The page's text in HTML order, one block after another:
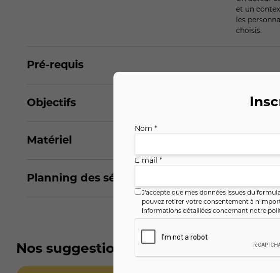
et un
les
choisis.
Pré-requis
Objectifs
Matériel
Planning des séances
Nos suggestions
Nom *
E-mail *
J'accepte que mes données issues du
pouvez retirer votre consentement à
informations détaillées concernant notre